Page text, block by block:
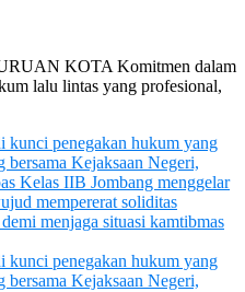
KOTA Komitmen dalam
lalu lintas yang profesional,